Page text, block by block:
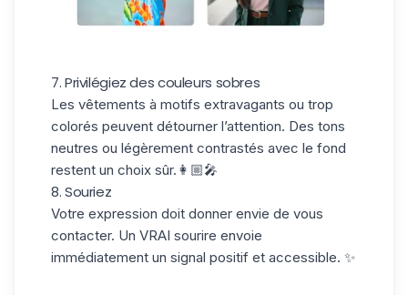
7. Privilégiez des couleurs sobres
Les vêtements à motifs extravagants ou trop
colorés peuvent détourner l’attention. Des tons
neutres ou légèrement contrastés avec le fond
restent un choix sûr.👩🏼‍🎤
8. Souriez
Votre expression doit donner envie de vous
contacter. Un VRAI sourire envoie
immédiatement un signal positif et accessible. ✨